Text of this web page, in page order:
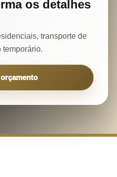
os detalhes
transporte de
temporário.